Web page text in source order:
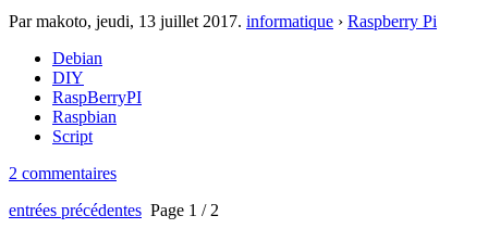
Par makoto, jeudi, 13 juillet 2017. informatique › Raspberry Pi
Debian
DIY
RaspBerryPI
Raspbian
Script
2 commentaires
entrées précédentes Page 1 / 2